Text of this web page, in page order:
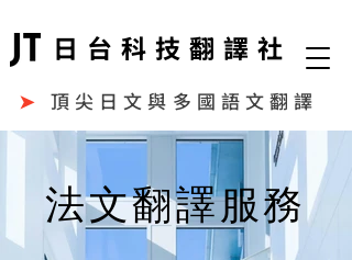
➤ 頂尖日文與多國語文翻譯
日台科技翻譯社
法文翻譯服務